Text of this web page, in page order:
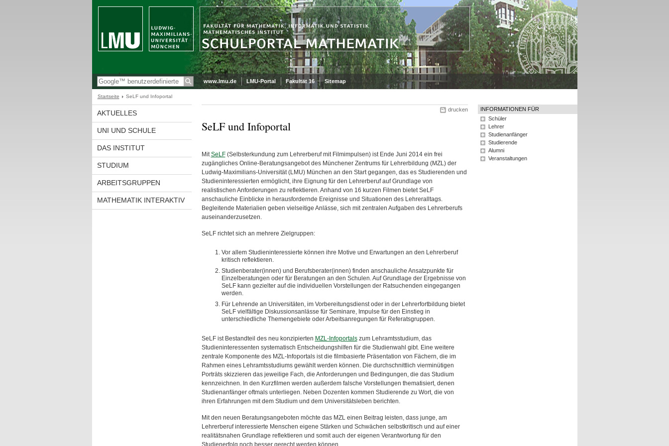
www.lmu.de LMU-Portal Fakultät 16 Sitemap
Startseite SeLF und Infoportal
AKTUELLES
UNI UND SCHULE
DAS INSTITUT
STUDIUM
ARBEITSGRUPPEN
MATHEMATIK INTERAKTIV
drucken
SeLF und Infoportal
MitSeLF(Selbsterkundung zum Lehrerberuf mit Filmimpulsen) ist Ende Juni 2014 ein frei
zugängliches Online-Beratungsangebot des Münchener Zentrums für Lehrerbildung (MZL) der
Ludwig-Maximilians-Universität (LMU) München an den Start gegangen, das es Studierenden und
Studieninteressierten ermöglicht, ihre Eignung für den Lehrerberuf auf Grundlage von
realistischen Anforderungen zu reflektieren. Anhand von 16 kurzen Filmen bietet SeLF
anschauliche Einblicke in herausfordernde Ereignisse und Situationen des Lehreralltags.
Begleitende Materialien geben vielseitige Anlässe, sich mit zentralen Aufgaben des Lehrerberufs
auseinanderzusetzen.
SeLF richtet sich an mehrere Zielgruppen:
Vor allem Studieninteressierte können ihre Motive und Erwartungen an den Lehrerberuf
kritisch reflektieren.
Studienberater(innen) und Berufsberater(innen) finden anschauliche Ansatzpunkte für
Einzelberatungen oder für Beratungen an den Schulen. Auf Grundlage der Ergebnisse von
SeLF kann gezielter auf die individuellen Vorstellungen der Ratsuchenden eingegangen
werden.
Für Lehrende an Universitäten, im Vorbereitungsdienst oder in der Lehrerfortbildung bietet
SeLF vielfältige Diskussionsanlässe für Seminare, Impulse für den Einstieg in
unterschiedliche Themengebiete oder Arbeitsanregungen für Referatsgruppen.
SeLF ist Bestandteil des neu konzipierten MZL-Infoportalszum Lehramtsstudium, das
Studieninteressenten systematisch Entscheidungshilfen für die Studienwahl gibt. Eine weitere
zentrale Komponente des MZL-Infoportals ist die filmbasierte Präsentation von Fächern, die im
Rahmen eines Lehramtsstudiums gewählt werden können. Die durchschnittlich vierminütigen
Porträts skizzieren das jeweilige Fach, die Anforderungen und Bedingungen, die das Studium
kennzeichnen. In den Kurzfilmen werden außerdem falsche Vorstellungen thematisiert, denen
Studienanfänger oftmals unterliegen. Neben Dozenten kommen Studierende zu Wort, die von
ihren Erfahrungen mit dem Studium und dem Universitätsleben berichten.
Mit den neuen Beratungsangeboten möchte das MZL einen Beitrag leisten, dass junge, am
Lehrerberuf interessierte Menschen eigene Stärken und Schwächen selbstkritisch und auf einer
realitätsnahen Grundlage reflektieren und somit auch der eigenen Verantwortung für den
Studienerfolg noch besser gerecht werden können.
INFORMATIONEN FÜR
Schüler
Lehrer
Studienanfänger
Studierende
Alumni
Veranstaltungen